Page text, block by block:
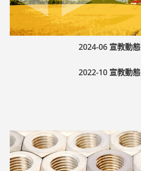
2024-06 宣教動態
2022-10 宣教動態